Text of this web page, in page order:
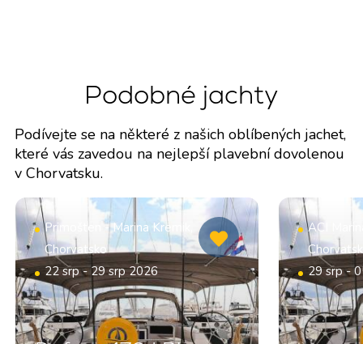
Podobné jachty
Podívejte se na některé z našich oblíbených jachet,
které vás zavedou na nejlepší plavební dovolenou
v Chorvatsku.
Primošten - Marina Kremik,
Chorvatsko
22 srp - 29 srp 2026
ACI
29 srp -